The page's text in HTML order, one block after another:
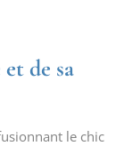
de sa
le chic